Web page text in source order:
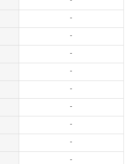
-
-
-
-
-
-
-
-
-